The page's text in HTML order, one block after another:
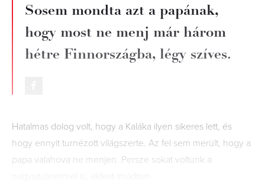
Sosem mondta azt a papának,
hogy most ne menj már három
hétre Finnországba, légy szíves.
Hatalmas dolog volt, hogy a Kaláka ilyen sikeres lett, és
hogy ennyit turnézott világszerte. Az fel sem merült, hogy a
papa valahova ne menjen. Persze sokat voltunk a